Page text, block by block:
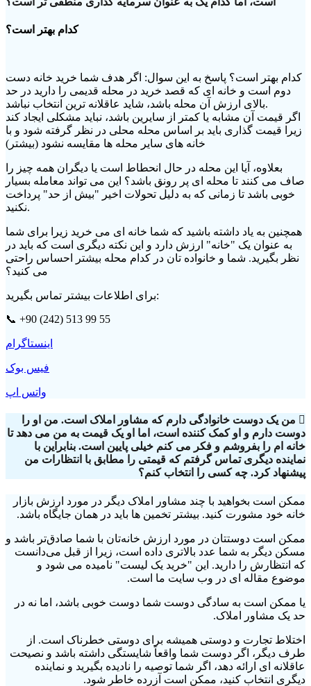
کدام بهتر است؟
کدام بهتر است؟ پاسخ به این سوال: اگر هدف شما خرید خانه دست
دوم است و خانه ای که قصد خرید در محله قدیمی را دارید در حد
بالای ارزش آن محله باشد، شاید عاقلانه ترین انتخاب نباشد.
اگر قیمت آن مشابه یا کمتر از سایرین باشد، نباید مشکلی ایجاد کند
زیرا قیمت گذاری باید بر اساس محله محلی در نظر گرفته شود و با
خانه های سایر محله ها مقایسه نشود (بیشتر)
بعلاوه، آیا این محله در حال انحطاط است یا دیگران همه چیز را
صاف می کنند تا محله ای پر رونق باشد؟ این می تواند معامله بسیار
خوبی باشد تا زمانی که به دلیل تحولات اخیر "بیش از حد" پرداخت
نکنید.
همچنین به یاد داشته باشید که شما خانه ای می خرید زیرا برای شما
به عنوان یک "خانه" ارزش دارد و این نکته دیگری است که باید در
نظر بگیرید. شما و خانواده تان در کدام محله بیشتر احساس راحتی
می کنید؟
برای اطلاعات بیشتر تماس بگیرید:
📞 +90 (242) 513 99 55
اینستاگرام
فیس بوک
واتس اپ
من یک دوست خانوادگی دارم که مشاور املاک است. من او را
دوست دارم و او کمک کننده است، اما او یک قیمت به من می دهد تا
خانه ام را بفروشم و فکر می کنم خیلی پایین است. بنابراین با
نماینده دیگری تماس گرفتم که قیمتی را مطابق با انتظارات من
پیشنهاد کرد. چه کسی را انتخاب کنم؟
ممکن است بخواهید با چند مشاور املاک دیگر در مورد ارزش بازار
خانه خود مشورت کنید. بیشتر تخمین ها باید در همان جایگاه باشد.
ممکن است دوستتان در مورد ارزش خانه‌تان با شما صادق‌تر باشد و
مسکن دیگر به شما عدد بالاتری داده است، زیرا از قبل می‌دانست
که انتظارش را دارید. این "خرید یک لیست" نامیده می شود و
موضوع مقاله ای در وب سایت ما است.
یا ممکن است به سادگی دوست شما دوست خوبی باشد، اما نه در
حد یک مشاور املاک.
اختلاط تجارت و دوستی همیشه برای دوستی خطرناک است. از
طرف دیگر، اگر دوست شما واقعاً شایستگی داشته باشد و نصیحت
عاقلانه ای ارائه دهد، اگر شما توصیه را نادیده بگیرید و نماینده
دیگری انتخاب کنید، ممکن است آزرده خاطر شود.